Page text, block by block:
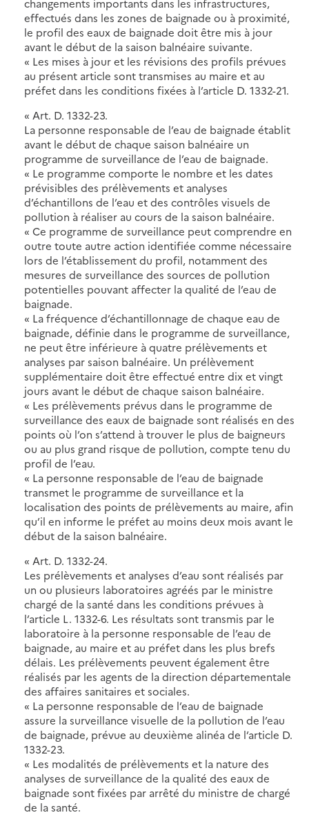
effectués dans les zones de baignade ou à proximité,
le profil des eaux de baignade doit être mis à jour
avant le début de la saison balnéaire suivante.
« Les mises à jour et les révisions des profils prévues
au présent article sont transmises au maire et au
préfet dans les conditions fixées à l’article D. 1332-21.
« Art. D. 1332-23.
La personne responsable de l’eau de baignade établit
avant le début de chaque saison balnéaire un
programme de surveillance de l’eau de baignade.
« Le programme comporte le nombre et les dates
prévisibles des prélèvements et analyses
d’échantillons de l’eau et des contrôles visuels de
pollution à réaliser au cours de la saison balnéaire.
« Ce programme de surveillance peut comprendre en
outre toute autre action identifiée comme nécessaire
lors de l’établissement du profil, notamment des
mesures de surveillance des sources de pollution
potentielles pouvant affecter la qualité de l’eau de
baignade.
« La fréquence d’échantillonnage de chaque eau de
baignade, définie dans le programme de surveillance,
ne peut être inférieure à quatre prélèvements et
analyses par saison balnéaire. Un prélèvement
supplémentaire doit être effectué entre dix et vingt
jours avant le début de chaque saison balnéaire.
« Les prélèvements prévus dans le programme de
surveillance des eaux de baignade sont réalisés en des
points où l’on s’attend à trouver le plus de baigneurs
ou au plus grand risque de pollution, compte tenu du
profil de l’eau.
« La personne responsable de l’eau de baignade
transmet le programme de surveillance et la
localisation des points de prélèvements au maire, afin
qu’il en informe le préfet au moins deux mois avant le
début de la saison balnéaire.
« Art. D. 1332-24.
Les prélèvements et analyses d’eau sont réalisés par
un ou plusieurs laboratoires agréés par le ministre
chargé de la santé dans les conditions prévues à
l’article L. 1332-6. Les résultats sont transmis par le
laboratoire à la personne responsable de l’eau de
baignade, au maire et au préfet dans les plus brefs
délais. Les prélèvements peuvent également être
réalisés par les agents de la direction départementale
des affaires sanitaires et sociales.
« La personne responsable de l’eau de baignade
assure la surveillance visuelle de la pollution de l’eau
de baignade, prévue au deuxième alinéa de l’article D.
1332-23.
« Les modalités de prélèvements et la nature des
analyses de surveillance de la qualité des eaux de
baignade sont fixées par arrêté du ministre de chargé
de la santé.